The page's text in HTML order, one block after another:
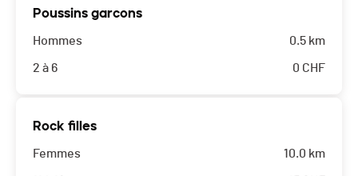
Poussins garcons
Hommes
2 à 6
0.5 km
0 CHF
Rock filles
Femmes 10.0 km